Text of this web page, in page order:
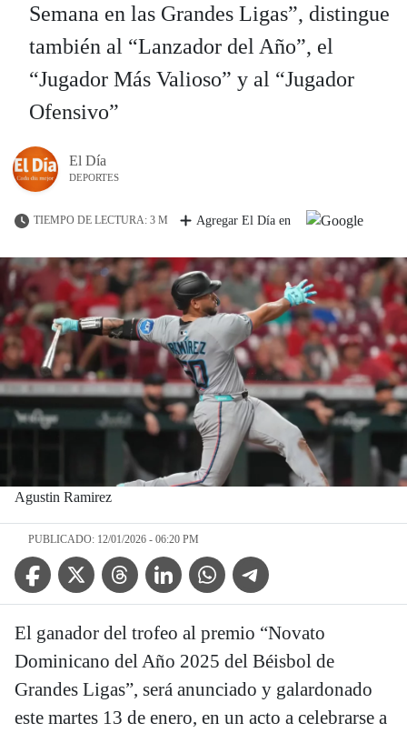
Semana en las Grandes Ligas”, distingue
también al “Lanzador del Año”, el
“Jugador Más Valioso” y al “Jugador
Ofensivo”
El Día
DEPORTES
TIEMPO DE LECTURA: 3 M Agregar El Día en
Agustin Ramirez
PUBLICADO: 12/01/2026 - 06:20 PM
Facebook IconTwitter IconThreads IconLinkedin IconWhatsApp IconTelegram Icon
El ganador del trofeo al premio “Novato
Dominicano del Año 2025 del Béisbol de
Grandes Ligas”, será anunciado y galardonado
este martes 13 de enero, en un acto a celebrarse a